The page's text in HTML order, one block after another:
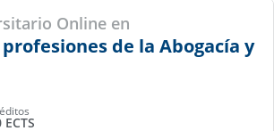
Online en
profesiones de la Abogacía y
ECTS